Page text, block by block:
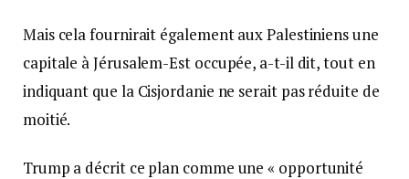
Mais cela fournirait également aux Palestiniens une
capitale à Jérusalem-Est occupée, a-t-il dit, tout en
indiquant que la Cisjordanie ne serait pas réduite de
moitié.
Trump a décrit ce plan comme une « opportunité